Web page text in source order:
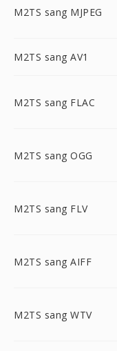
M2TS sang MJPEG
M2TS sang AV1
M2TS sang FLAC
M2TS sang OGG
M2TS sang FLV
M2TS sang AIFF
M2TS sang WTV